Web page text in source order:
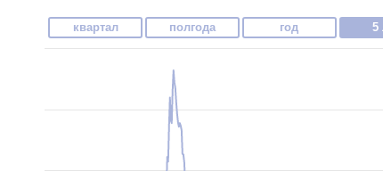
квартал полгода год 5